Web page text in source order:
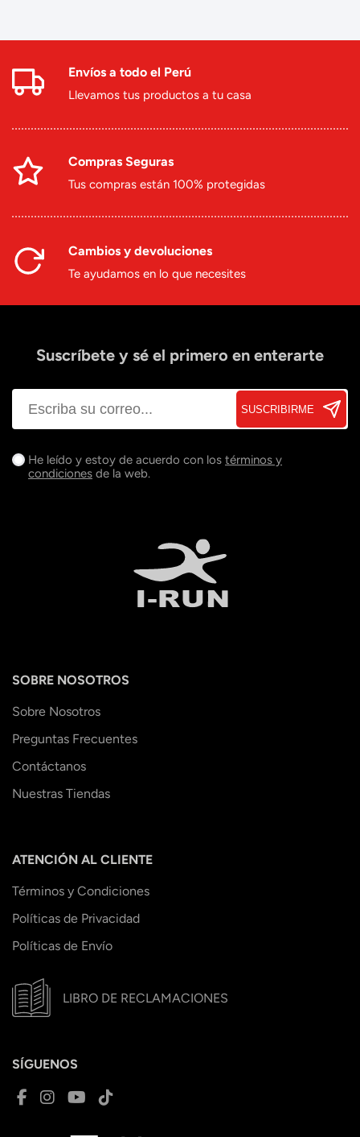
Envíos a todo el Perú
Llevamos tus productos a tu casa
Compras Seguras
Tus compras están 100% protegidas
Cambios y devoluciones
Te ayudamos en lo que necesites
Suscríbete y sé el primero en enterarte
SUSCRIBIRME
He leído y estoy de acuerdo con los términos y
condiciones de la web.
SOBRE NOSOTROS
Sobre Nosotros
Preguntas Frecuentes
Contáctanos
Nuestras Tiendas
ATENCIÓN AL CLIENTE
Términos y Condiciones
Políticas de Privacidad
Políticas de Envío
LIBRO DE RECLAMACIONES
SÍGUENOS